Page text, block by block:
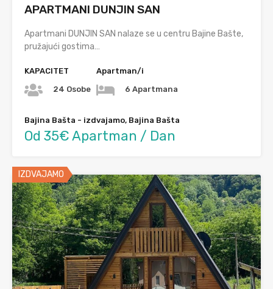
APARTMANI DUNJIN SAN
Apartmani DUNJIN SAN nalaze se u centru Bajine Bašte,
pružajući gostima…
KAPACITET
24 Osobe
Apartman/i
6 Apartmana
Bajina Bašta - izdvajamo, Bajina Bašta
Od 35€ Apartman / Dan
IZDVAJAMO